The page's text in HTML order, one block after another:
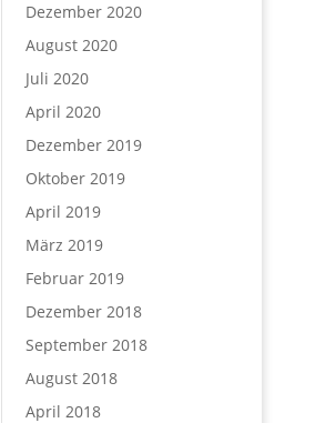
Dezember 2020
August 2020
Juli 2020
April 2020
Dezember 2019
Oktober 2019
April 2019
März 2019
Februar 2019
Dezember 2018
September 2018
August 2018
April 2018